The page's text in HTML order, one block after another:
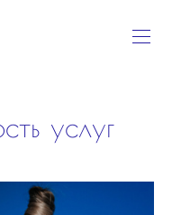
услуг